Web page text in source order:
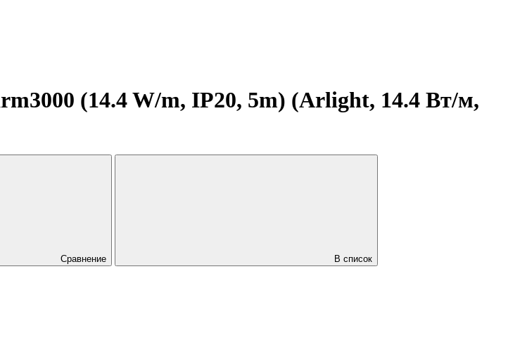
(14.4 W/m, IP20, 5m) (Arlight, 14.4 Вт/м,
Сравнение
В список